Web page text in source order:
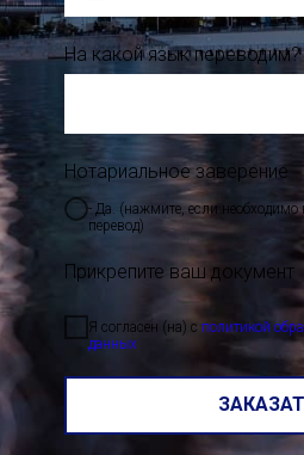
На какой язык переводим?
Нотариальное заверение
- Да. (нажмите, если необходимо
перевод)
Прикрепите ваш документ
Я согласен (на) с политикой
данных